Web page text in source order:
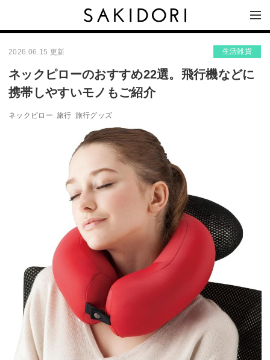
2026.06.15 更新 生活雑貨
ネックピローのおすすめ22選。飛行機などに
携帯しやすいモノもご紹介
ネックピロー 旅行 旅行グッズ